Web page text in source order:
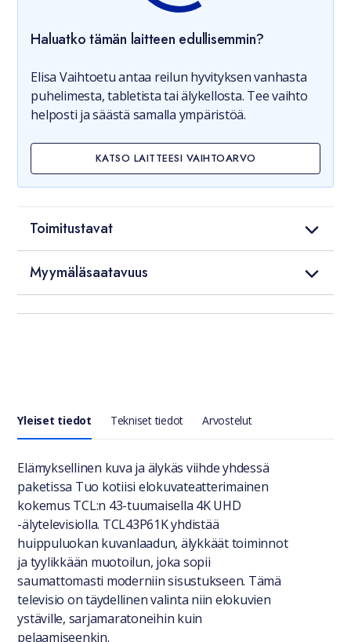
Haluatko tämän laitteen edullisemmin?
Elisa Vaihtoetu antaa reilun hyvityksen vanhasta
puhelimesta, tabletista tai älykellosta. Tee vaihto
helposti ja säästä samalla ympäristöä.
KATSO LAITTEESI VAIHTOARVO
Toimitustavat
Myymäläsaatavuus
Yleiset tiedot Tekniset tiedot Arvostelut
Yleiset tiedot
Elämyksellinen kuva ja älykäs viihde yhdessä
paketissa Tuo kotiisi elokuvateatterimainen
kokemus TCL:n 43-tuumaisella 4K UHD
-älytelevisiolla. TCL43P61K yhdistää
huippuluokan kuvanlaadun, älykkäät toiminnot
ja tyylikkään muotoilun, joka sopii
saumattomasti moderniin sisustukseen. Tämä
televisio on täydellinen valinta niin elokuvien
ystäville, sarjamaratoneihin kuin
pelaamiseenkin.